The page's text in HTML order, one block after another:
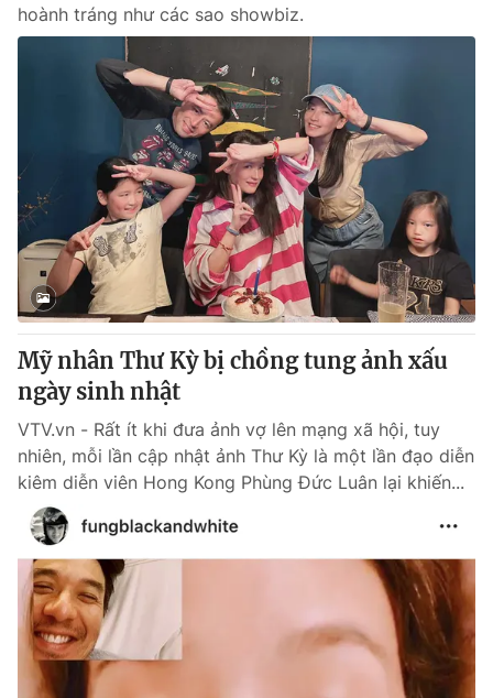
Video Shorts video
VTV Money VTV Thể thao
VTV Sức khoẻ Bất động sản
Thị trường 24h Tấm lòng Việt
VTV4 Vươn mình bằng AI
VTV9 VTV8
Liên hệ tòa soạn
THỜI BÁO VTV
Theo dõi báo trên
Cơ quan chủ quản:Đài Truyền hình Việt Nam
Cơ quan báo chí:
hoành tráng như các sao showbiz.
Mỹ nhân Thư Kỳ bị chồng tung ảnh xấu
ngày sinh nhật
VTV.vn - Rất ít khi đưa ảnh vợ lên mạng xã hội, tuy
nhiên, mỗi lần cập nhật ảnh Thư Kỳ là một lần đạo diễn
kiêm diễn viên Hong Kong Phùng Đức Luân lại khiến...